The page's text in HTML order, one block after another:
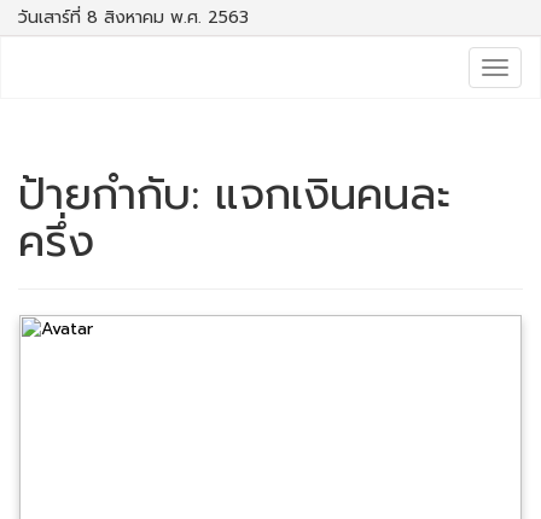
วันเสาร์ที่ 8 สิงหาคม พ.ศ. 2563
ป้ายกำกับ: แจกเงินคนละ
ครึ่ง